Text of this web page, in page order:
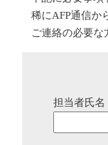
稀にAFP通信か
ご連絡の必要
担当者氏名